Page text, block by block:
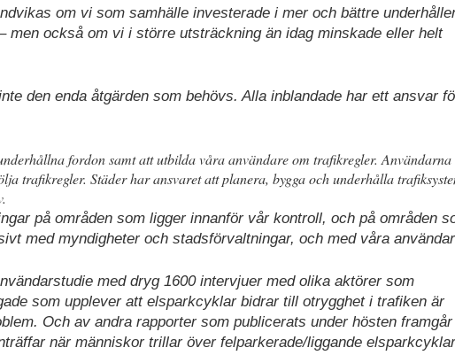
om vi som samhälle investerade i mer och bättre
också om vi i större utsträckning än idag minskade eller helt
den enda åtgärden som behövs. Alla inblandade har ett ansvar
fordon samt att utbilda våra användare om trafikregler. Användarna
trafikregler. Städer har ansvaret att planera, bygga och underhålla
på områden som ligger innanför vår kontroll, och på områden
med myndigheter och stadsförvaltningar, och med våra
med dryg 1600 intervjuer med olika aktörer som
som upplever att elsparkcyklar bidrar till otrygghet i trafiken är
Och av andra rapporter som publicerats under hösten
när människor trillar över felparkerade/liggande